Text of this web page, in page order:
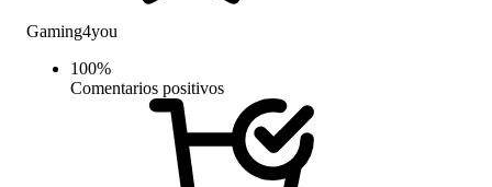
Gaming4you
100%
Comentarios positivos